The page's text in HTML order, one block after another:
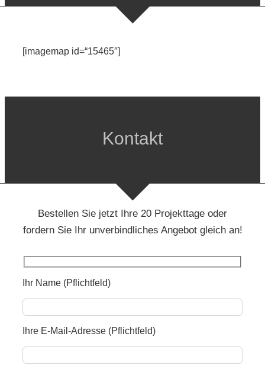
[imagemap id=“15465″]
Kontakt
Bestellen Sie jetzt Ihre 20 Projekttage oder
fordern Sie Ihr unverbindliches Angebot gleich an!
Ihr Name (Pflichtfeld)
Ihre E-Mail-Adresse (Pflichtfeld)